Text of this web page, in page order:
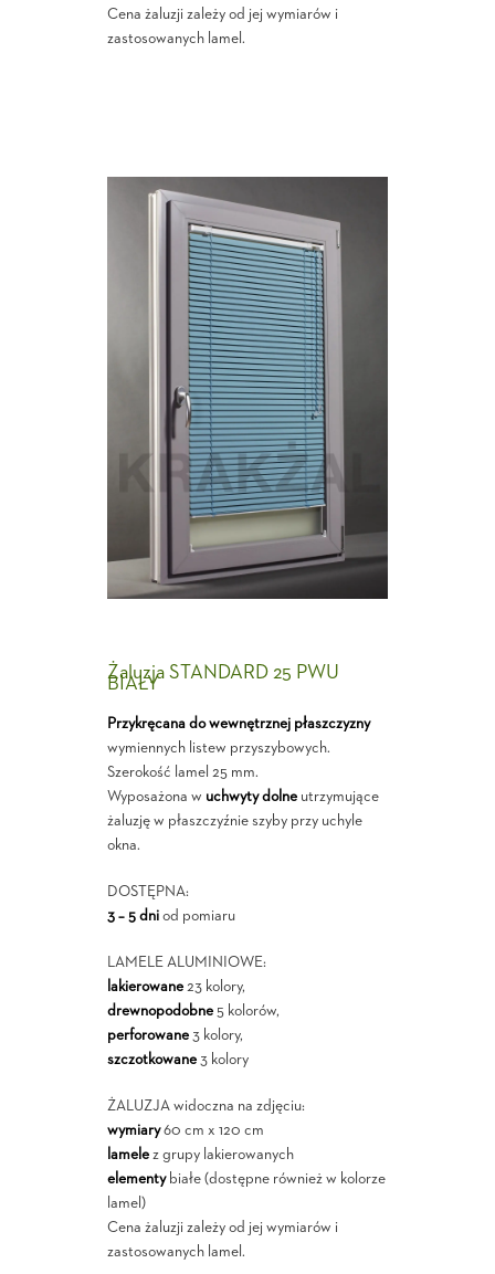
Cena żaluzji zależy od jej wymiarów i
zastosowanych lamel.
Żaluzja STANDARD 25 PWU
BIAŁY
Przykręcana do wewnętrznej płaszczyzny
wymiennych listew przyszybowych.
Szerokość lamel 25 mm.
Wyposażona w uchwyty dolneutrzymujące
żaluzję w płaszczyźnie szyby przy uchyle
okna.
DOSTĘPNA:
3 – 5 dniod pomiaru
LAMELE ALUMINIOWE:
lakierowane23 kolory,
drewnopodobne5 kolorów,
perforowane3 kolory,
szczotkowane3 kolory
ŻALUZJA widoczna na zdjęciu:
wymiary60 cm x 120 cm
lamelez grupy lakierowanych
elementybiałe (dostępne również w kolorze
lamel)
Cena żaluzji zależy od jej wymiarów i
zastosowanych lamel.